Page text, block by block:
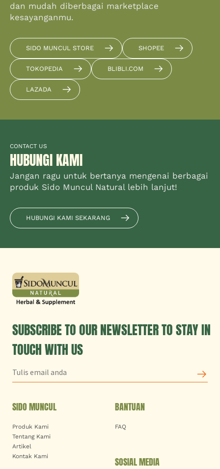
dan mudah diberbagai marketplace
kesayanganmu.
SIDO MUNCUL STORE SHOPEE
TOKOPEDIA BLIBLI.COM
LAZADA
CONTACT US
HUBUNGI KAMI
Jangan ragu untuk bertanya mengenai berbagai
produk Sido Muncul Natural lebih lanjut!
HUBUNGI KAMI SEKARANG
SUBSCRIBE TO OUR NEWSLETTER TO STAY IN
TOUCH WITH US
SIDO MUNCUL
Produk Kami
Tentang Kami
Artikel
Kontak Kami
BANTUAN
FAQ
SOSIAL MEDIA